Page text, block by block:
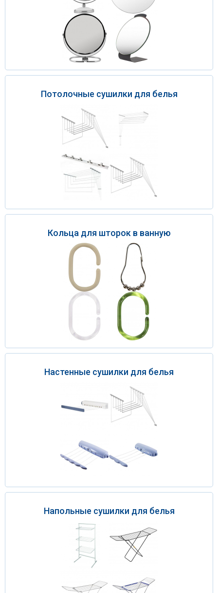
Потолочные сушилки для белья
Кольца для шторок в ванную
Настенные сушилки для белья
Напольные сушилки для белья